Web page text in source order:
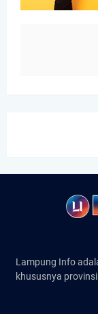
Lampung Info
khususnya